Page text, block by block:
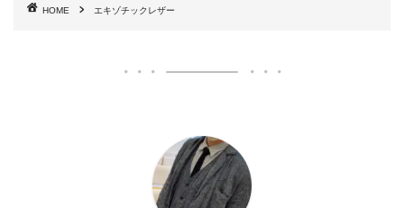
HOME エキゾチックレザー